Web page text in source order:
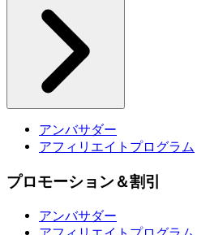
アンバサダー
アフィリエイトプログラム
プロモーション＆割引
アンバサダー